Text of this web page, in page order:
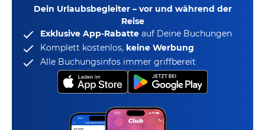
Dein Urlaubsbegleiter – vor und während der
Reise
Exklusive App-Rabatte auf Deine Buchungen
Komplett kostenlos, keine Werbung
Alle Buchungsinfos immer griffbereit